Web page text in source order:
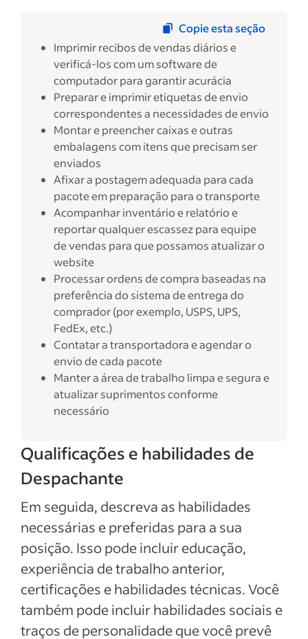
Copie esta seção
Imprimir recibos de vendas diários e
verificá-los com um software de
computador para garantir acurácia
Preparar e imprimir etiquetas de envio
correspondentes a necessidades de envio
Montar e preencher caixas e outras
embalagens com itens que precisam ser
enviados
Afixar a postagem adequada para cada
pacote em preparação para o transporte
Acompanhar inventário e relatório e
reportar qualquer escassez para equipe
de vendas para que possamos atualizar o
website
Processar ordens de compra baseadas na
preferência do sistema de entrega do
comprador (por exemplo, USPS, UPS,
FedEx, etc.)
Contatar a transportadora e agendar o
envio de cada pacote
Manter a área de trabalho limpa e segura e
atualizar suprimentos conforme
necessário
Qualificações e habilidades de
Despachante
Em seguida, descreva as habilidades
necessárias e preferidas para a sua
posição. Isso pode incluir educação,
experiência de trabalho anterior,
certificações e habilidades técnicas. Você
também pode incluir habilidades sociais e
traços de personalidade que você prevê